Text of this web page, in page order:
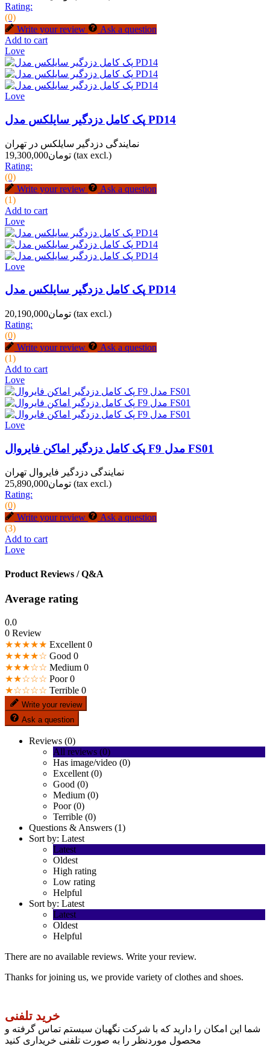
Rating:
(0)
Write your review
Ask a question
Add to cart
Love
Love
پک کامل دزدگیر سایلکس مدل PD14
نمایندگی دزدگیر سایلکس در تهران
تومان19,300,000 (tax excl.)
Rating:
(0)
Write your review
Ask a question
(1)
Add to cart
Love
Love
پک کامل دزدگیر سایلکس مدل PD14
تومان20,190,000 (tax excl.)
Rating:
(0)
Write your review
Ask a question
(1)
Add to cart
Love
Love
پک کامل دزدگیر اماکن فایروال F9 مدل FS01
نمایندگی دزدگیر فایروال تهران
تومان25,890,000 (tax excl.)
Rating:
(0)
Write your review
Ask a question
(3)
Add to cart
Love
Product Reviews / Q&A
Average rating
0.0
0 Review
★★★★★ Excellent 0
★★★★☆ Good 0
★★★☆☆ Medium 0
★★☆☆☆ Poor 0
★☆☆☆☆ Terrible 0
Write your review
Ask a question
Reviews (0)
All reviews (0)
Has image/video (0)
Excellent (0)
Good (0)
Medium (0)
Poor (0)
Terrible (0)
Questions & Answers (1)
Sort by: Latest
Latest
Oldest
High rating
Low rating
Helpful
Sort by: Latest
Latest
Oldest
Helpful
There are no available reviews. Write your review.
Thanks for joining us, we provide variety of clothes and shoes.
خرید تلفنی
شما این امکان را دارید که با شرکت نگهبان سیستم تماس گرفته و
محصول موردنظر را به صورت تلفنی خریداری کنید